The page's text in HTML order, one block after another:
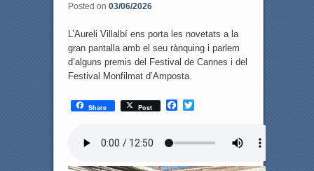
Posted on 03/06/2026
L’Aureli Villalbí ens porta les novetats a la
gran pantalla amb el seu rànquing i parlem
d’alguns premis del Festival de Cannes i del
Festival Monfilmat d’Amposta.
Share Post
F
T